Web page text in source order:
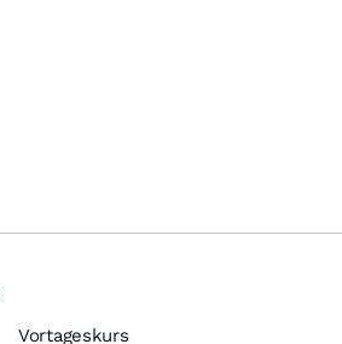
Vortageskurs